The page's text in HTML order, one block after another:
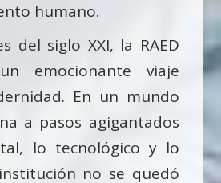
humano.
del siglo XXI, la RAED
emocionante viaje
En un mundo
a pasos agigantados
lo tecnológico y lo
no se quedó